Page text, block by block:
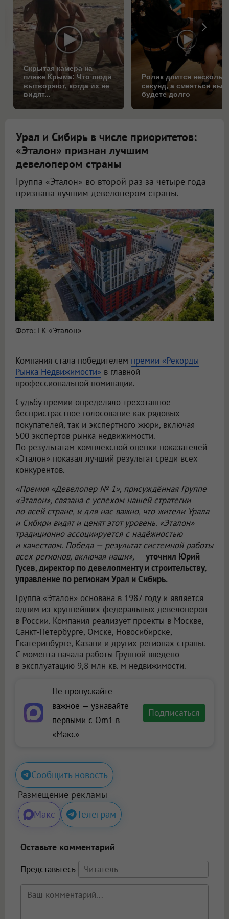
Скрытая камера на
пляже Крыма: Что люди
вытворяют, когда их не
видят...
Ролик длится
секунд, а смеяться вы
будете долго
Урал и Сибирь в числе приоритетов:
«Эталон» признан лучшим
девелопером страны
Группа «Эталон» во второй раз за четыре года
признана лучшим девелопером страны.
Фото: ГК «Эталон»
Компания стала победителем премии «Рекорды
Рынка Недвижимости» в главной
профессиональной номинации.
Судьбу премии определяло трёхэтапное
беспристрастное голосование как рядовых
покупателей, так и экспертного жюри, включая
500 экспертов рынка недвижимости.
По результатам комплексной оценки показателей
«Эталон» показал лучший результат среди всех
конкурентов.
«Премия «Девелопер № 1», присуждённая Группе
«Эталон», связана с успехом нашей стратегии
по всей стране, и для нас важно, что жители Урала
и Сибири видят и ценят этот уровень. «Эталон»
традиционно ассоциируется с надёжностью
и качеством. Победа — результат системной работы
всех регионов, включая наши», — уточнил Юрий
Гусев, директор по девелопменту и строительству,
управление по регионам Урал и Сибирь.
Группа «Эталон» основана в 1987 году и является
одним из крупнейших федеральных девелоперов
в России. Компания реализует проекты в Москве,
Санкт-Петербурге, Омске, Новосибирске,
Екатеринбурге, Казани и других регионах страны.
С момента начала работы Группой введено
в эксплуатацию 9,8 млн кв. м недвижимости.
Не пропускайте
важное — узнавайте
первыми с Om1 в
«Макс»
Подписаться
Сообщить новость
Размещение рекламы
Макс Телеграм
Оставьте комментарий
Представьтесь